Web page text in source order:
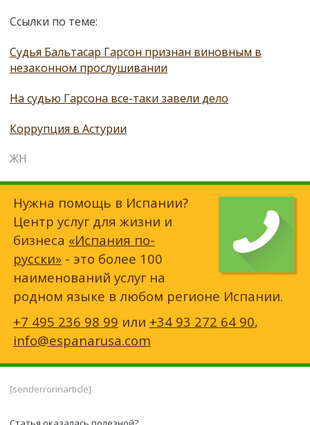
Ссылки по теме:
Судья Бальтасар Гарсон признан виновным в
незаконном прослушивании
На судью Гарсона все-таки завели дело
Коррупция в Астурии
ЖН
Нужна помощь в Испании?
Центр услуг для жизни и
бизнеса «Испания по-
русски» - это более 100
наименований услуг на
родном языке в любом регионе Испании.
+7 495 236 98 99 или +34 93 272 64 90,
info@espanarusa.com
[senderrorinarticle]